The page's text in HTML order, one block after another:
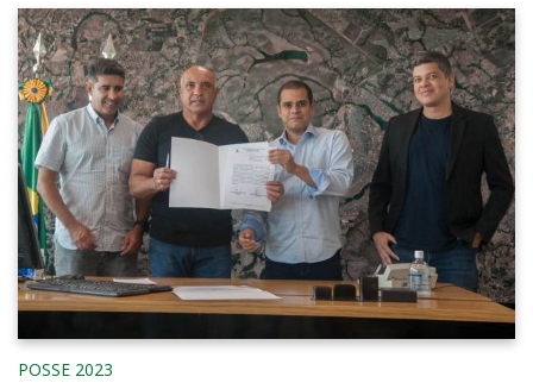
POSSE 2023